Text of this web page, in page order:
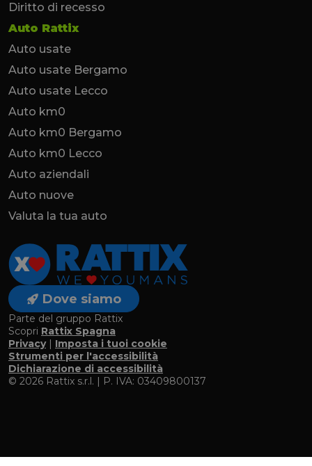
Diritto di recesso
Auto Rattix
Auto usate
Auto usate Bergamo
Auto usate Lecco
Auto km0
Auto km0 Bergamo
Auto km0 Lecco
Auto aziendali
Auto nuove
Valuta la tua auto
Dove siamo
Parte del gruppo Rattix
Scopri Rattix Spagna
Privacy| Imposta i tuoi cookie
Strumenti per l'accessibilità
Dichiarazione di accessibilità
© 2026 Rattix s.r.l. | P. IVA: 03409800137